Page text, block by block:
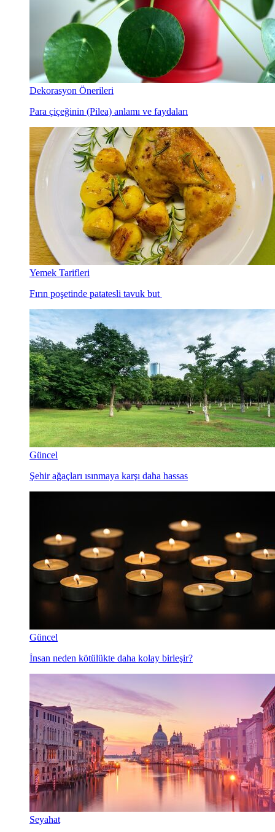
Dekorasyon Önerileri
Para çiçeğinin (Pilea) anlamı ve faydaları
Yemek Tarifleri
Fırın poşetinde patatesli tavuk but
Güncel
Şehir ağaçları ısınmaya karşı daha hassas
Güncel
İnsan neden kötülükte daha kolay birleşir?
Seyahat